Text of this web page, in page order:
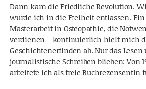
Dann kam die Friedliche Revolution.
wurde ich in die Freiheit entlassen.
Masterarbeit in Osteopathie, die
verdienen – kontinuierlich hielt mich
Geschichtenerfinden ab. Nur das Lesen
journalistische Schreiben blieben: Von
arbeitete ich als freie Buchrezensentin